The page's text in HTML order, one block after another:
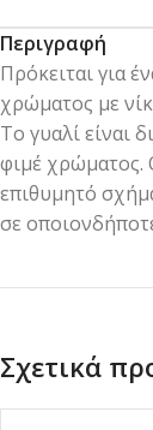
Περιγραφή
Πρόκειται για
χρώματος με
Το γυαλί είναι
φιμέ χρώματος.
επιθυμητό
σε
Σχετικά